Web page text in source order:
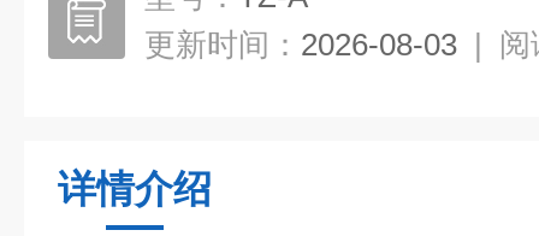
更新时间： 2026-08-03 | 阅
详情介绍